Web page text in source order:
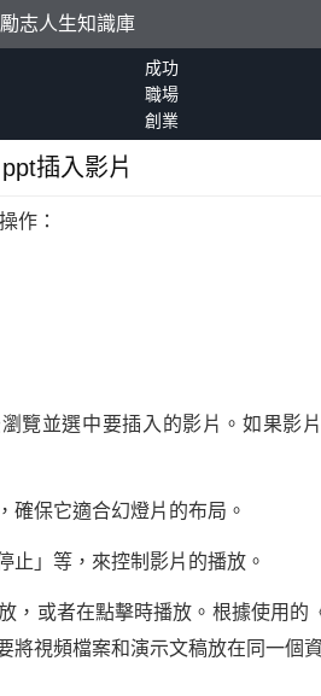
勵志人生知識庫
成功
職場
創業
ppt插入影片
作：
覽並選中要插入的影片。如果影
確保它適合幻燈片的布局。
止」等，來控制影片的播放。
，或者在點擊時播放。根據使用的
視頻檔案和演示文稿放在同一個